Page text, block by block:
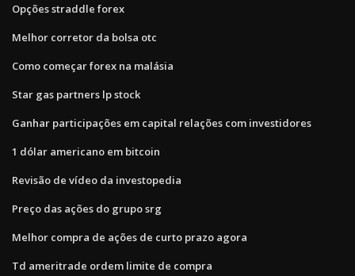
Opções straddle forex
Melhor corretor da bolsa otc
Como começar forex na malásia
Star gas partners lp stock
Ganhar participações em capital relações com investidores
1 dólar americano em bitcoin
Revisão de vídeo da investopedia
Preço das ações do grupo srg
Melhor compra de ações de curto prazo agora
Td ameritrade ordem limite de compra